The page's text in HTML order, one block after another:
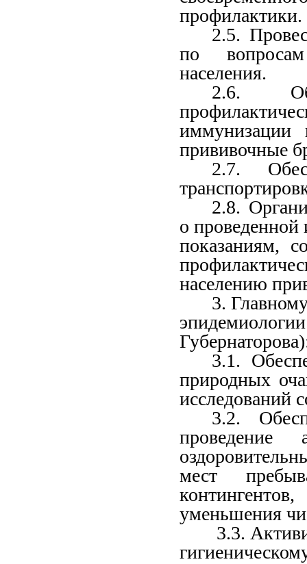
профилактики.
2.5.
по вопросам
населения.
2.6.
иммунизации
прививочные
2.7.
2.8.
о
показаниям,
населению
3.
эпидемиологии
Губернаторова
3.1.
природных
исследований
3.2.
проведение
мест
уменьшения
3.3.